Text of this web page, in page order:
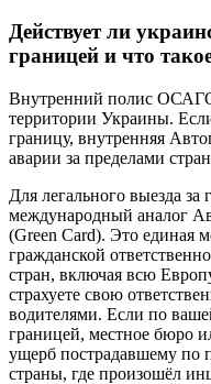
Действует ли
границей и что
Внутренний полис ОСАГО
территории Украины.
границу, внутренняя
аварии за пределами
Для легального выезда за
международный аналог
(Green Card). Это единая
гражданской
стран, включая всю
страхуете свою
водителями. Если по
границей, местное бюро
ущерб пострадавшему по
страны, где произошёл